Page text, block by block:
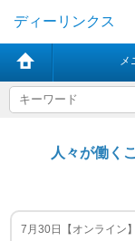
ディーリンクス
メ
人々が働く
7月30日【オンライン